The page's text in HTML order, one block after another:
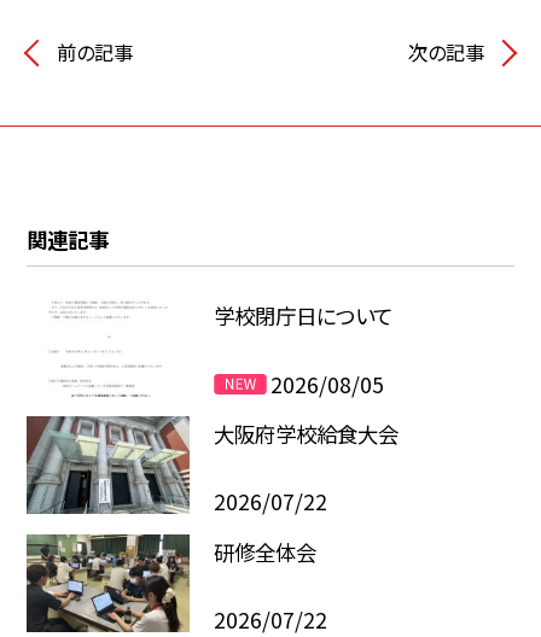
前の記事 次の記事
関連記事
学校閉庁日について
2026/08/05
大阪府学校給食大会
2026/07/22
研修全体会
2026/07/22